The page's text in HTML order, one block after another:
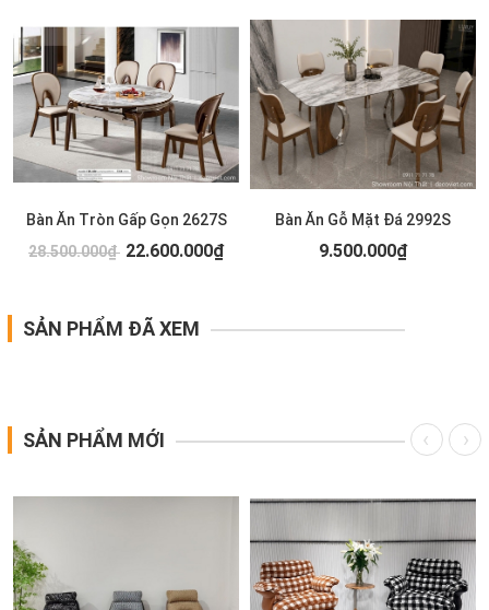
Bàn Ăn Tròn Gấp Gọn 2627S
28.500.000₫ 22.600.000₫
Bàn Ăn Gỗ Mặt Đá 2992S
9.500.000₫
SẢN PHẨM ĐÃ XEM
SẢN PHẨM MỚI